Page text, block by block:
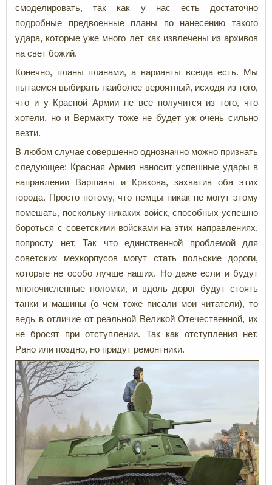
смоделировать, так как у нас есть достаточно
подробные предвоенные планы по нанесению такого
удара, которые уже много лет как извлечены из архивов
на свет божий.
Конечно, планы планами, а варианты всегда есть. Мы
пытаемся выбирать наиболее вероятный, исходя из того,
что и у Красной Армии не все получится из того, что
хотели, но и Вермахту тоже не будет уж очень сильно
везти.
В любом случае совершенно однозначно можно признать
следующее: Красная Армия наносит успешные удары в
направлении Варшавы и Кракова, захватив оба этих
города. Просто потому, что немцы никак не могут этому
помешать, поскольку никаких войск, способных успешно
бороться с советскими войсками на этих направлениях,
попросту нет. Так что единственной проблемой для
советских мехкорпусов могут стать польские дороги,
которые не особо лучше наших. Но даже если и будут
многочисленные поломки, и вдоль дорог будут стоять
танки и машины (о чем тоже писали мои читатели), то
ведь в отличие от реальной Великой Отечественной, их
не бросят при отступлении. Так как отступления нет.
Рано или поздно, но придут ремонтники.